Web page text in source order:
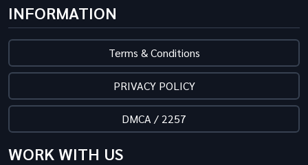
INFORMATION
Terms & Conditions
PRIVACY POLICY
DMCA / 2257
WORK WITH US